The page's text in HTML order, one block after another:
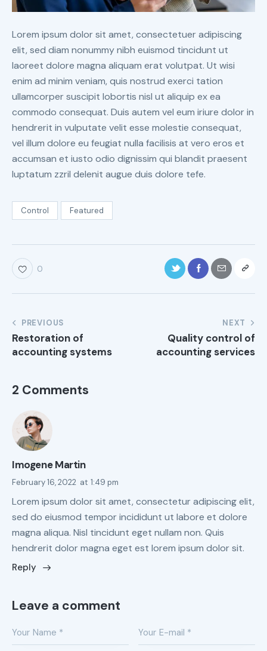
Lorem ipsum dolor sit amet, consectetuer adipiscing
elit, sed diam nonummy nibh euismod tincidunt ut
laoreet dolore magna aliquam erat volutpat. Ut wisi
enim ad minim veniam, quis nostrud exerci tation
ullamcorper suscipit lobortis nisl ut aliquip ex ea
commodo consequat. Duis autem vel eum iriure dolor in
hendrerit in vulputate velit esse molestie consequat,
vel illum dolore eu feugiat nulla facilisis at vero eros et
accumsan et iusto odio dignissim qui blandit praesent
luptatum zzril delenit augue duis dolore tefe.
Control Featured
0
PREVIOUS
Restoration of
accounting systems
NEXT
Quality control of
accounting services
2 Comments
Imogene Martin
February 16, 2022 at 1:49 pm
Lorem ipsum dolor sit amet, consectetur adipiscing elit,
sed do eiusmod tempor incididunt ut labore et dolore
magna aliqua. Nisl tincidunt eget nullam non. Quis
hendrerit dolor magna eget est lorem ipsum dolor sit.
Reply
Leave a comment